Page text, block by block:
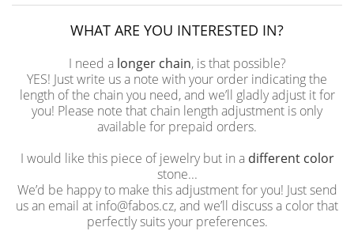
WHAT ARE YOU INTERESTED IN?
I need a longer chain, is that possible?
YES! Just write us a note with your order indicating the
length of the chain you need, and we’ll gladly adjust it for
you! Please note that chain length adjustment is only
available for prepaid orders.
I would like this piece of jewelry but in a different color
stone...
We’d be happy to make this adjustment for you! Just send
us an email at info@fabos.cz, and we’ll discuss a color that
perfectly suits your preferences.